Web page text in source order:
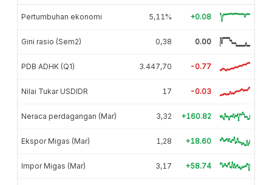
Pertumbuhan ekonomi 5,11% +0.08
Gini rasio (Sem2) 0,38 0.00
PDB ADHK (Q1) 3.447,70 -0.77
Nilai Tukar USDIDR 17 -0.03
Neraca perdagangan (Mar) 3,32 +160.82
Ekspor Migas (Mar) 1,28 +18.60
Impor Migas (Mar) 3,17 +58.74